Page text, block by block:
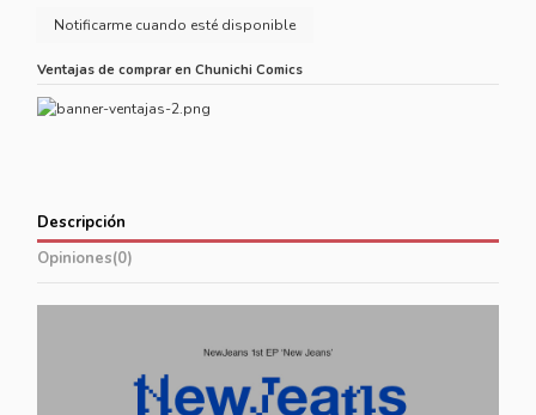
Ventajas de comprar en Chunichi Comics
Descripción
Opiniones(0)